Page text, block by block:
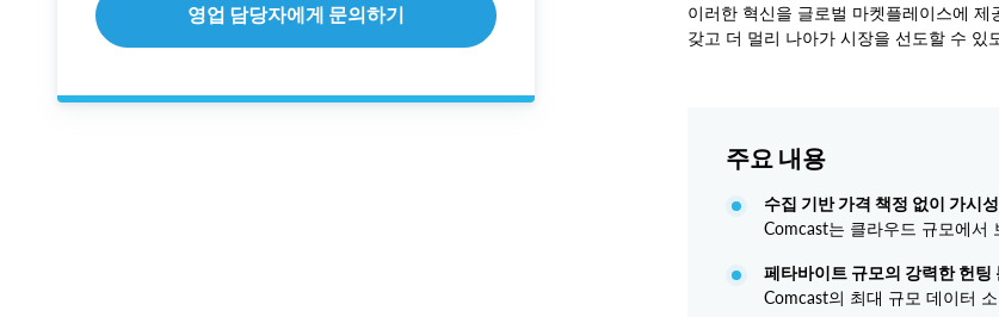
영업 담당자에게 문의하기
이러한 혁신을 글로벌 마켓플레이스에
갖고 더 멀리 나아가 시장을 선도할 수 있
주요 내용
수집 기반 가격 책정 없이 가시
Comcast는 클라우드 규모에서
페타바이트 규모의 강력한 헌팅
Comcast의 최대 규모 데이터